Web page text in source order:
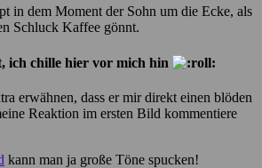
in dem Moment der Sohn um die Ecke, als
Schluck Kaffee gönnt.
ich chille hier vor mich hin
erwähnen, dass er mir direkt einen blöden
Reaktion im ersten Bild kommentiere
kann man ja große Töne spucken!